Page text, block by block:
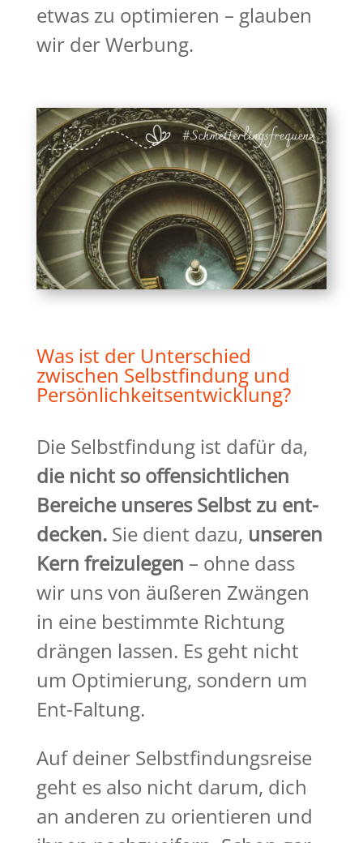
etwas zu optimieren – glauben
wir der Werbung.
Was ist der Unterschied
zwischen Selbstfindung und
Persönlichkeitsentwicklung?
Die Selbstfindung ist dafür da,
die nicht so offensichtlichen
Bereiche unseres Selbst zu ent-
decken.Sie dient dazu, unseren
Kern freizulegen – ohne dass
wir uns von äußeren Zwängen
in eine bestimmte Richtung
drängen lassen. Es geht nicht
um Optimierung, sondern um
Ent-Faltung.
Auf deiner Selbstfindungsreise
geht es also nicht darum, dich
an anderen zu orientieren und